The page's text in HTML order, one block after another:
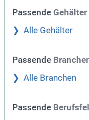
Passende Gehälter
Alle Gehälter
Passende
Alle Branchen
Passende